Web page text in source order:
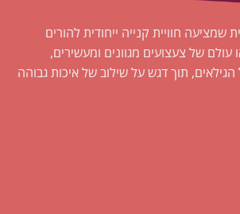
שמציעה חוויית קנייה ייחודית להורים
עולם של צעצועים מגוונים ומעשירים,
הגילאים, תוך דגש על שילוב של איכות גבוהה